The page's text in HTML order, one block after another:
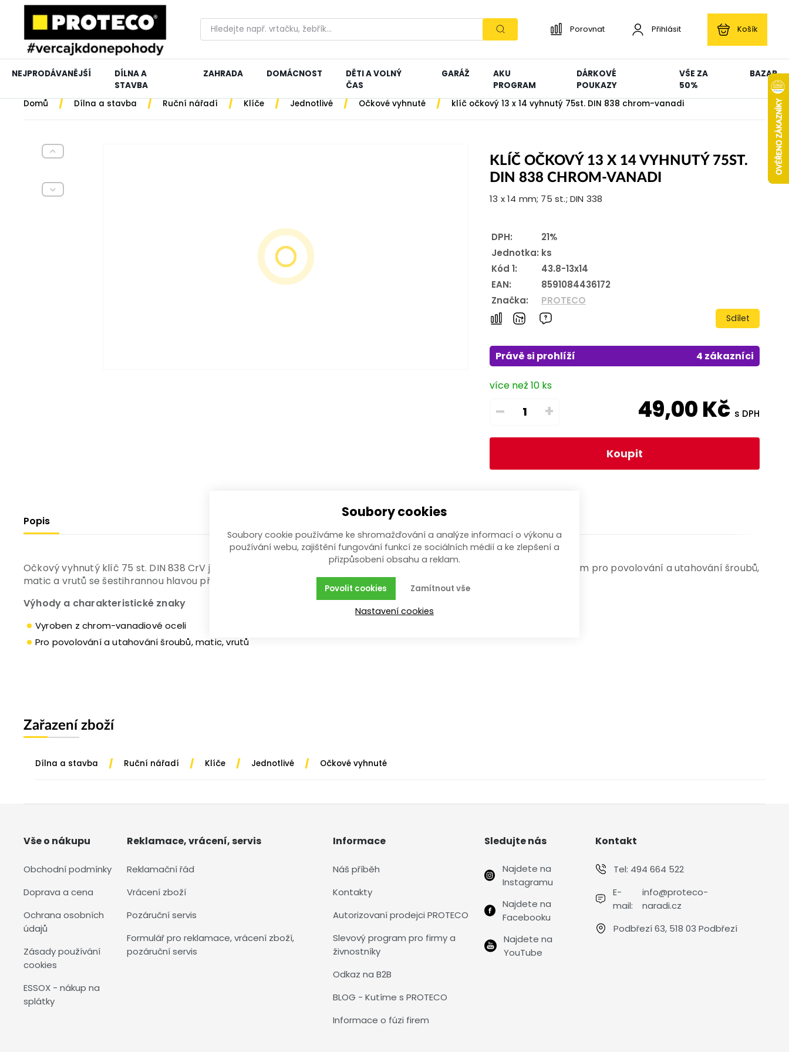
Porovnat Přihlásit Košík
NEJPRODÁVANĚJŠÍ
DÍLNA A
STAVBA
ZAHRADA DOMÁCNOST
DĚTI A VOLNÝ
ČAS
GARÁŽ
AKU
PROGRAM
DÁRKOVÉ
POUKAZY
VŠE ZA
50%
BAZAR
Domů / Dílna a stavba / Ruční nářadí / Klíče / Jednotlivé / Očkové vyhnuté / klíč očkový 13 x 14 vyhnutý 75st. DIN 838 chrom-vanadi
KLÍČ OČKOVÝ 13 X 14 VYHNUTÝ 75ST.
DIN 838 CHROM-VANADI
13 x 14 mm; 75 st.; DIN 338
DPH:
21%
Jednotka: ks
Kód 1:
43.8-13x14
EAN:
8591084436172
Značka:
PROTECO
Sdílet
Právě si prohlíží 4 zákazníci
více než 10 ks
– + 49,00Kč s DPH
Koupit
Popis
Očkový vyhnutý klíč 75 st. DIN 838 CrV je vyroben z chrom-vanadiové oceli. Svým zpracováním je mimořádně vhodným pro povolování a utahování šroubů,
matic a vrutů se šestihrannou hlavou příslušného rozměru.
Výhody a charakteristické znaky
Vyroben z chrom-vanadiové oceli
Pro povolování a utahování šroubů, matic, vrutů
Zařazení zboží
Dílna a stavba / Ruční nářadí / Klíče / Jednotlivé / Očkové vyhnuté
Vše o nákupu
Obchodní podmínky
Doprava a cena
Ochrana osobních
údajů
Zásady používání
cookies
ESSOX - nákup na
splátky
Reklamace, vrácení, servis
Reklamační řád
Vrácení zboží
Pozáruční servis
Formulář pro reklamace, vrácení zboží,
pozáruční servis
Informace
Náš příběh
Kontakty
Autorizovaní prodejci PROTECO
Slevový program pro firmy a
živnostníky
Odkaz na B2B
BLOG - Kutíme s PROTECO
Informace o fúzi firem
Sledujte nás
Najdete na
Instagramu
Najdete na
Facebooku
Najdete na
YouTube
Kontakt
Tel: 494 664 522
E-
mail:
info@proteco-
naradi.cz
Podbřezí 63, 518 03 Podbřezí
Soubory cookies
Soubory cookie používáme ke shromažďování a analýze informací o výkonu a
používání webu, zajištění fungování funkcí ze sociálních médií a ke zlepšení a
přizpůsobení obsahu a reklam.
Zamítnout vše
Povolit cookies
Nastavení cookies